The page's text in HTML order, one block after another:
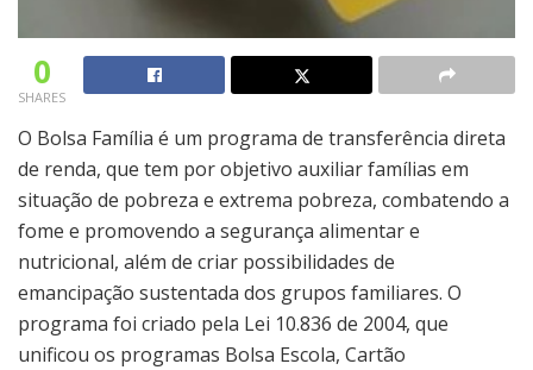
0
SHARES
O Bolsa Família é um programa de transferência direta
de renda, que tem por objetivo auxiliar famílias em
situação de pobreza e extrema pobreza, combatendo a
fome e promovendo a segurança alimentar e
nutricional, além de criar possibilidades de
emancipação sustentada dos grupos familiares. O
programa foi criado pela Lei 10.836 de 2004, que
unificou os programas Bolsa Escola, Cartão